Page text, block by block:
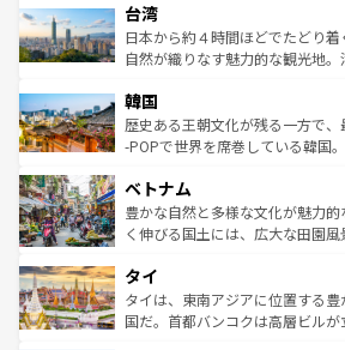
ならではの贅沢な旅のスタイルだ。 なお、新着のアメリ
情報はコンテンツ一覧を参照して
れるおもてなしの心で訪れる人々
人々、おいしいローカルフード
ク、伝統的なフラダンスなど、
ワイを、存分に味わってほしい。 なお、新着のハワイ情報
はコンテンツ一覧を参照してほし
リアリーフや大陸中央部にそびえ
ク）、タスマニアの美しい原生
ど、見どころがたくさん。また
いる。アクティビティも充実して
ビング、ハイキングなど、アウ
い。オーストラリアの多彩な魅
参照してほしい。
台湾
日本から約４時間ほどでたどり
自然が織りなす魅力的な観光地
ン）、静ひつな山岳地帯である台
と山間の静けさが共存しており
驚きをもたらしてくれる。また
容にもいいと評判のスイーツなど
が味わえる。 なお、新着の台湾
照してほしい。
韓国
歴史ある王朝文化が残る一方で
-POPで世界を席巻している韓国
き、地方に足を延ばせば四季折々
できる。そして、キムチや焼肉
まで、さまざまな韓国料理が待
リティに包まれながら、韓国の多
わってみてほしい。 な
覧を参照してほしい。
ベトナム
豊かな自然と多様な文化が魅力
く伸びる国土には、広大な田園
急速な発展と共に伝統が息づく。
ーチミン市のフランス統治時代の
醸し出している。また、バラエ
タイ
タイは、東南アジアに位置する豊
国だ。首都バンコクは高層ビル